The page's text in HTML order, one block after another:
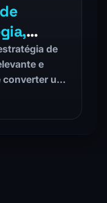
de
e
converter um